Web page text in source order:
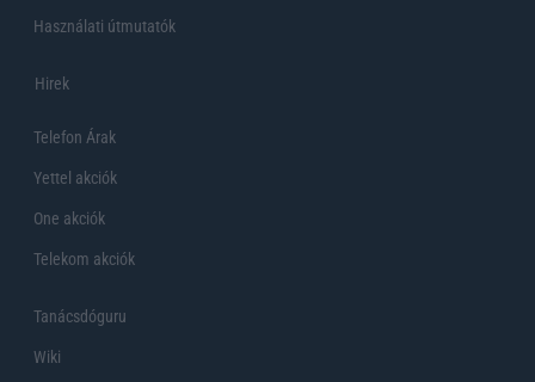
Használati útmutatók
Hirek
Telefon Árak
Yettel akciók
One akciók
Telekom akciók
Tanácsdóguru
Wiki